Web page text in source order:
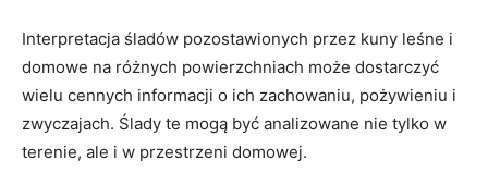
Interpretacja śladów pozostawionych przez kuny leśne i
domowe na różnych powierzchniach może dostarczyć
wielu cennych informacji o ich zachowaniu, pożywieniu i
zwyczajach. Ślady te mogą być analizowane nie tylko w
terenie, ale i w przestrzeni domowej.